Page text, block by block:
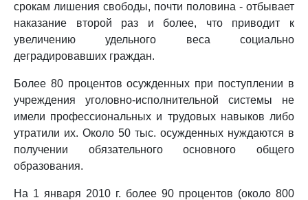
срокам лишения свободы, почти половина - отбывает
наказание второй раз и более, что приводит к
увеличению удельного веса социально
деградировавших граждан.
Более 80 процентов осужденных при поступлении в
учреждения уголовно-исполнительной системы не
имели профессиональных и трудовых навыков либо
утратили их. Около 50 тыс. осужденных нуждаются в
получении обязательного основного общего
образования.
На 1 января 2010 г. более 90 процентов (около 800